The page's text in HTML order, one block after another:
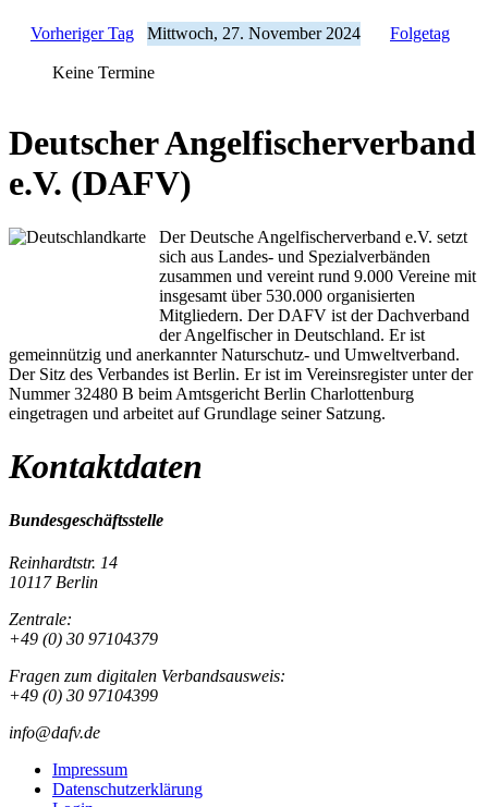
Vorheriger Tag Mittwoch, 27. November 2024 Folgetag
Keine Termine
Deutscher Angelfischerverband
e.V. (DAFV)
Der Deutsche Angelfischerverband e.V. setzt
sich aus Landes- und Spezialverbänden
zusammen und vereint rund 9.000 Vereine mit
insgesamt über 530.000 organisierten
Mitgliedern. Der DAFV ist der Dachverband
der Angelfischer in Deutschland. Er ist
gemeinnützig und anerkannter Naturschutz- und Umweltverband.
Der Sitz des Verbandes ist Berlin. Er ist im Vereinsregister unter der
Nummer 32480 B beim Amtsgericht Berlin Charlottenburg
eingetragen und arbeitet auf Grundlage seiner Satzung.
Kontaktdaten
Bundesgeschäftsstelle
Reinhardtstr. 14
10117 Berlin
Zentrale:
+49 (0) 30 97104379
Fragen zum digitalen Verbandsausweis:
+49 (0) 30 97104399
info@dafv.de
Impressum
Datenschutzerklärung